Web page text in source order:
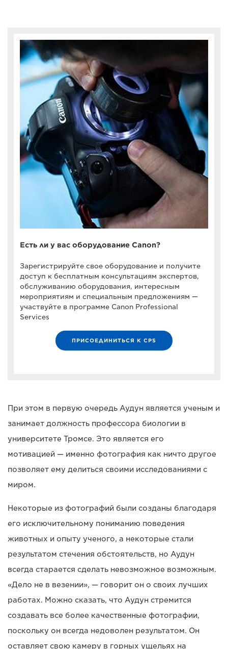
Есть ли у вас оборудование Canon?
Зарегистрируйте свое оборудование и получите
доступ к бесплатным консультациям экспертов,
обслуживанию оборудования, интересным
мероприятиям и специальным предложениям —
участвуйте в программе Canon Professional
Services
ПРИСОЕДИНИТЬСЯ К CPS
При этом в первую очередь Аудун является ученым и
занимает должность профессора биологии в
университете Тромсе. Это является его
мотивацией — именно фотография как ничто другое
позволяет ему делиться своими исследованиями с
миром.
Некоторые из фотографий были созданы благодаря
его исключительному пониманию поведения
животных и опыту ученого, а некоторые стали
результатом стечения обстоятельств, но Аудун
всегда старается сделать невозможное возможным.
«Дело не в везении», — говорит он о своих лучших
работах. Можно сказать, что Аудун стремится
создавать все более качественные фотографии,
поскольку он всегда недоволен результатом. Он
оставляет свою камеру в горных ущельях на